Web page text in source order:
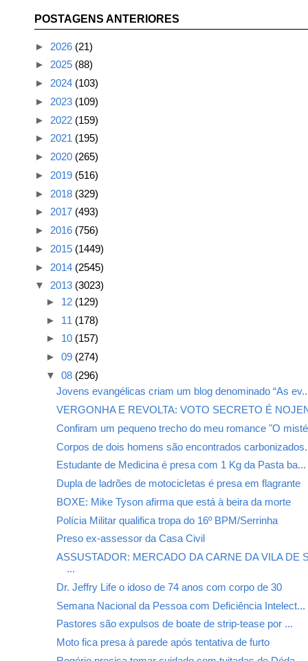
POSTAGENS ANTERIORES
► 2026 (21)
► 2025 (88)
► 2024 (103)
► 2023 (109)
► 2022 (159)
► 2021 (195)
► 2020 (265)
► 2019 (516)
► 2018 (329)
► 2017 (493)
► 2016 (756)
► 2015 (1449)
► 2014 (2545)
▼ 2013 (3023)
► 12 (129)
► 11 (178)
► 10 (157)
► 09 (274)
▼ 08 (296)
Jovens evangélicas criam um blog denominado “As
VERGONHA E REVOLTA: VOTO SECRETO É
Confiram um pequeno trecho do meu romance "O
Corpos de dois homens são encontrados
Estudante de Medicina é presa com 1 Kg da Pasta ba...
Dupla de ladrões de motocicletas é presa em flagrante
BOXE: Mike Tyson afirma que está à beira da morte
Polícia Militar qualifica tropa do 16º BPM/Serrinha
Preso ex-assessor da Casa Civil
ASSUSTADOR: MERCADO DA CARNE DA VILA DE
...
Dr. Jeffry Life o idoso de 74 anos com corpo de 30
Semana Nacional da Pessoa com Deficiência Intelect...
Pastores são expulsos de boate de strip-tease por ...
Moto fica presa à parede após tentativa de furto